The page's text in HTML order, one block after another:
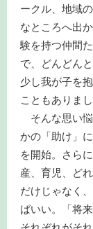
ークル、地域
なところへ出
験を持つ仲間
で、どんどん
少し我が子を
こともありまし
そんな思い
かの「助け」
を開始。さら
産、育児、ど
だけじゃなく
ばいい。「将